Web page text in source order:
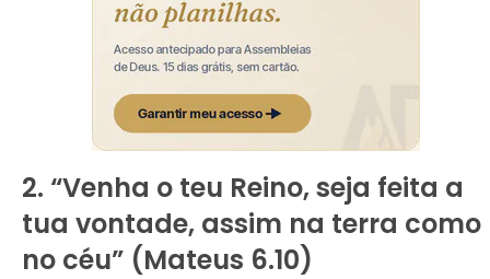
2. “Venha o teu Reino, seja feita a
tua vontade, assim na terra como
no céu” (Mateus 6.10)